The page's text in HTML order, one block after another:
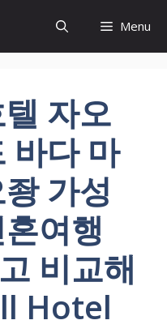
Menu
자오
바다 마
가성
여행
비교해
Hotel